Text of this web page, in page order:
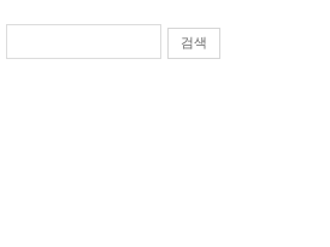
검색